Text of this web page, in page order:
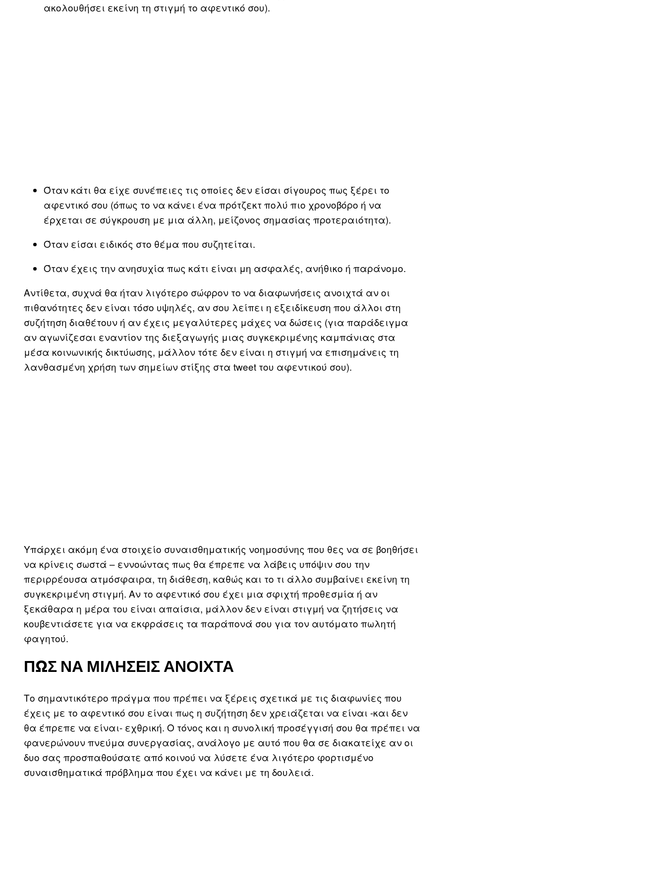
ακολουθήσει εκείνη τη στιγμή το αφεντικό σου).
Όταν κάτι θα είχε συνέπειες τις οποίες δεν είσαι σίγουρος πως ξέρει το
αφεντικό σου (όπως το να κάνει ένα πρότζεκτ πολύ πιο χρονοβόρο ή να
έρχεται σε σύγκρουση με μια άλλη, μείζονος σημασίας προτεραιότητα).
Όταν είσαι ειδικός στο θέμα που συζητείται.
Όταν έχεις την ανησυχία πως κάτι είναι μη ασφαλές, ανήθικο ή παράνομο.
Αντίθετα, συχνά θα ήταν λιγότερο σώφρον το να διαφωνήσεις ανοιχτά αν οι
πιθανότητες δεν είναι τόσο υψηλές, αν σου λείπει η εξειδίκευση που άλλοι στη
συζήτηση διαθέτουν ή αν έχεις μεγαλύτερες μάχες να δώσεις (για παράδειγμα
αν αγωνίζεσαι εναντίον της διεξαγωγής μιας συγκεκριμένης καμπάνιας στα
μέσα κοινωνικής δικτύωσης, μάλλον τότε δεν είναι η στιγμή να επισημάνεις τη
λανθασμένη χρήση των σημείων στίξης στα tweet του αφεντικού σου).
Υπάρχει ακόμη ένα στοιχείο συναισθηματικής νοημοσύνης που θες να σε βοηθήσει
να κρίνεις σωστά – εννοώντας πως θα έπρεπε να λάβεις υπόψιν σου την
περιρρέουσα ατμόσφαιρα, τη διάθεση, καθώς και το τι άλλο συμβαίνει εκείνη τη
συγκεκριμένη στιγμή. Αν το αφεντικό σου έχει μια σφιχτή προθεσμία ή αν
ξεκάθαρα η μέρα του είναι απαίσια, μάλλον δεν είναι στιγμή να ζητήσεις να
κουβεντιάσετε για να εκφράσεις τα παράπονά σου για τον αυτόματο πωλητή
φαγητού.
ΠΏΣ ΝΑ ΜΙΛΉΣΕΙΣ ΑΝΟΙΧΤΆ
Το σημαντικότερο πράγμα που πρέπει να ξέρεις σχετικά με τις διαφωνίες που
έχεις με το αφεντικό σου είναι πως η συζήτηση δεν χρειάζεται να είναι -και δεν
θα έπρεπε να είναι- εχθρική. Ο τόνος και η συνολική προσέγγισή σου θα πρέπει να
φανερώνουν πνεύμα συνεργασίας, ανάλογο με αυτό που θα σε διακατείχε αν οι
δυο σας προσπαθούσατε από κοινού να λύσετε ένα λιγότερο φορτισμένο
συναισθηματικά πρόβλημα που έχει να κάνει με τη δουλειά.